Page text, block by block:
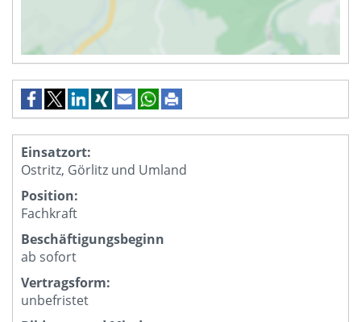
Einsatzort:
Ostritz, Görlitz und Umland
Position:
Fachkraft
Beschäftigungsbeginn
ab sofort
Vertragsform:
unbefristet